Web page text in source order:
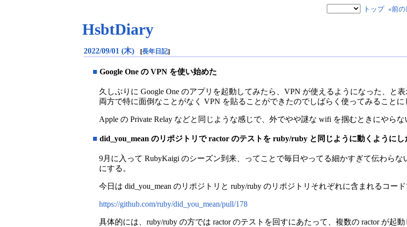
トップ «前の
HsbtDiary
2022/09/01 (木) [長年日記]
■ Google One の VPN を使い始めた
久しぶりに Google One のアプリを起動してみたら、VPN が使えるようになった、と
両方で特に面倒なことがなく VPN を貼ることができたのでしばらく使ってみることに
Apple の Private Relay などと同じような感じで、外でやや謎な wifi を掴むときにやら
■ did_you_mean のリポジトリで ractor のテストを ruby/ruby と同じように動くようにし
9月に入って RubyKaigi のシーズン到来、ってことで毎日やってる細かすぎて伝わらな
にする。
今日は did_you_mean のリポジトリと ruby/ruby のリポジトリそれぞれに含まれるコー
https://github.com/ruby/did_you_mean/pull/178
具体的には、ruby/ruby の方では ractor のテストを回すにあたって、複数の ractor が起